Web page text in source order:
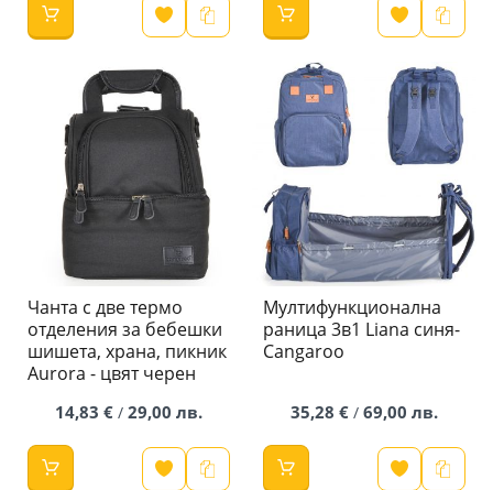
Чанта с две термо
отделения за бебешки
шишета, храна, пикник
Aurora - цвят черен
14,83 € / 29,00 лв.
Мултифункционална
раница 3в1 Liana синя-
Cangaroo
35,28 € / 69,00 лв.